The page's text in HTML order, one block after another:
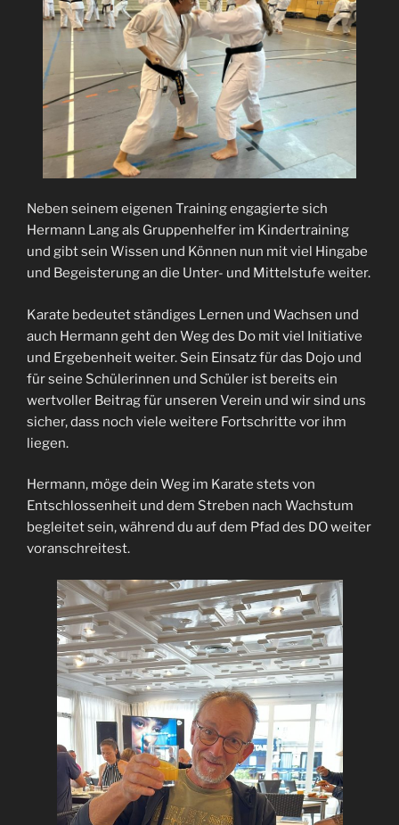
Neben seinem eigenen Training engagierte sich
Hermann Lang als Gruppenhelfer im Kindertraining
und gibt sein Wissen und Können nun mit viel Hingabe
und Begeisterung an die Unter- und Mittelstufe weiter.
Karate bedeutet ständiges Lernen und Wachsen und
auch Hermann geht den Weg des Do mit viel Initiative
und Ergebenheit weiter. Sein Einsatz für das Dojo und
für seine Schülerinnen und Schüler ist bereits ein
wertvoller Beitrag für unseren Verein und wir sind uns
sicher, dass noch viele weitere Fortschritte vor ihm
liegen.
Hermann, möge dein Weg im Karate stets von
Entschlossenheit und dem Streben nach Wachstum
begleitet sein, während du auf dem Pfad des DO weiter
voranschreitest.